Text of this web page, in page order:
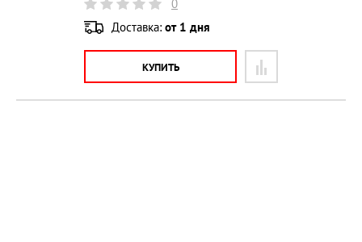
0
Доставка: от 1 дня
КУПИТЬ